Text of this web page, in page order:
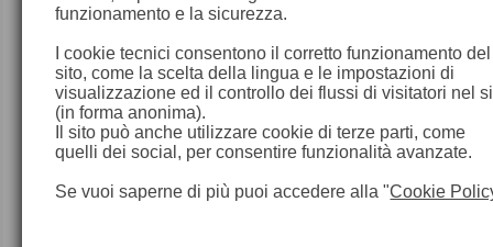
funzionamento e la sicurezza.
I cookie tecnici consentono il corretto funzionamento del
sito, come la scelta della lingua e le impostazioni di
visualizzazione ed il controllo dei flussi di visitatori nel
(in forma anonima).
Il sito può anche utilizzare cookie di terze parti, come
quelli dei social, per consentire funzionalità avanzate.
Se vuoi saperne di più puoi accedere alla "Cookie